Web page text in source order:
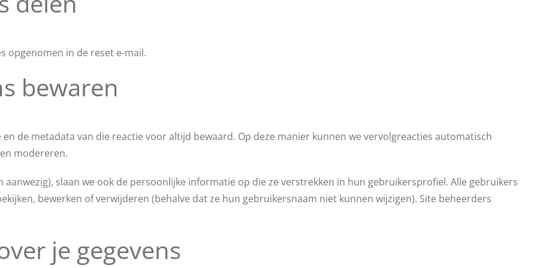
opgenomen in de reset e-mail.
bewaren
de metadata van die reactie voor altijd bewaard. Op deze manier kunnen we vervolgreacties automatisch
modereren.
slaan we ook de persoonlijke informatie op die ze verstrekken in hun gebruikersprofiel. Alle gebruikers
bewerken of verwijderen (behalve dat ze hun gebruikersnaam niet kunnen wijzigen). Site beheerders
je gegevens